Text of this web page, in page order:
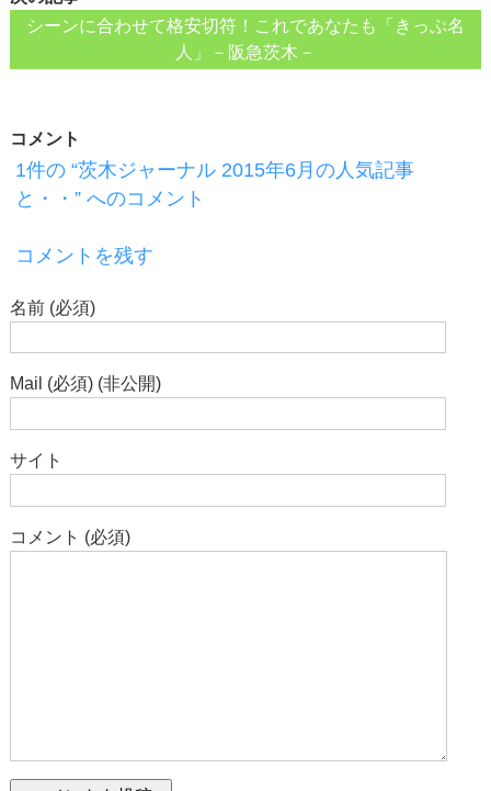
シーンに合わせて格安切符！これであなたも「きっぷ名
人」－阪急茨木－
コメント
1件の “茨木ジャーナル 2015年6月の人気記事
と・・” へのコメント
コメントを残す
名前 (必須)
Mail (必須) (非公開)
サイト
コメント (必須)